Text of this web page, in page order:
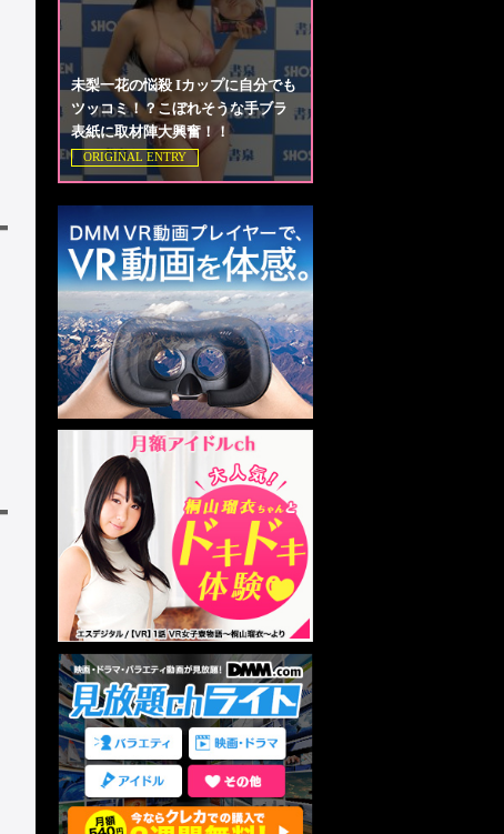
未梨一花の悩殺 Iカップに自分でも
ツッコミ！？こぼれそうな手ブラ
表紙に取材陣大興奮！！
ORIGINAL ENTRY